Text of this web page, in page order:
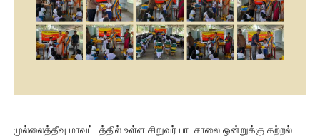
முல்லைத்தீவு மாவட்டத்தில் உள்ள சிறுவர் பாடசாலை ஒன்றுக்கு கற்றல்